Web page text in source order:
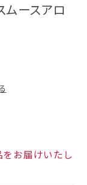
ムースアロ
お届けいたし